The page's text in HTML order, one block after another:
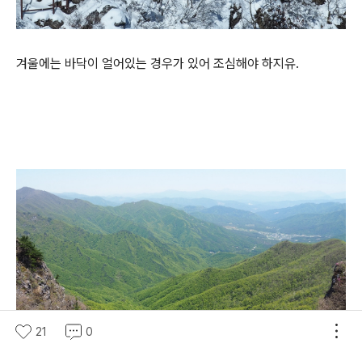
겨울에는 바닥이 얼어있는 경우가 있어 조심해야 하지유.
21 0